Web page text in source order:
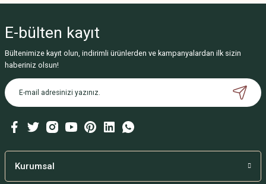
E-bülten kayıt
Bültenimize kayıt olun, indirimli ürünlerden ve kampanyalardan ilk sizin
haberiniz olsun!
Kurumsal